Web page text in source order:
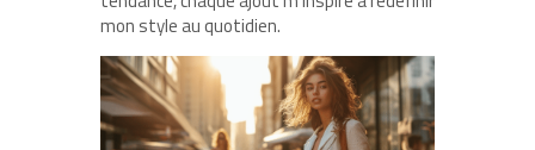
mon style au quotidien.